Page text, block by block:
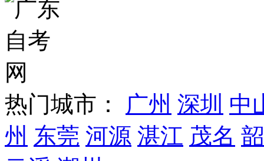
热门城市： 广州 深圳 中
州 东莞 河源 湛江 茂名